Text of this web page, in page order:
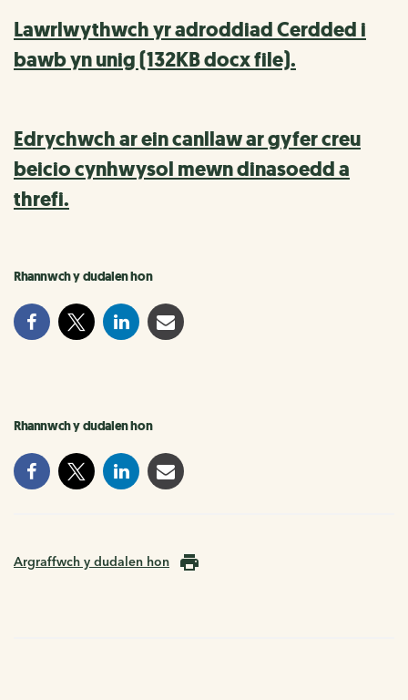
Lawrlwythwch yr adroddiad Cerdded i
bawb yn unig (132KB docx file).
Edrychwch ar ein canllaw ar gyfer creu
beicio cynhwysol mewn dinasoedd a
threfi.
Rhannwch y dudalen hon
Rhannwch y dudalen hon
Argraffwch y dudalen hon